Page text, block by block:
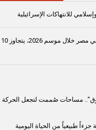
للانتهاكات الإسرائيلية
إنتاج القمح في مصر خلال موسم 2026، يتجاوز 10
مساحات صُممت لتجعل الحركة
جزءاً طبيعياً من الحياة اليومية